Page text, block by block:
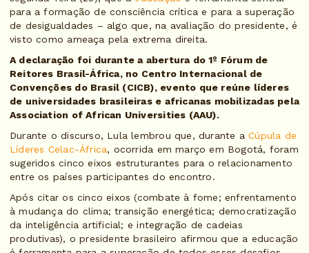
para a formação de consciência crítica e para a superação
de desigualdades – algo que, na avaliação do presidente, é
visto como ameaça pela extrema direita.
A declaração foi durante a abertura do 1º Fórum de
Reitores Brasil-África, no Centro Internacional de
Convenções do Brasil (CICB), evento que reúne líderes
de universidades brasileiras e africanas mobilizadas pela
Association of African Universities (AAU).
Durante o discurso, Lula lembrou que, durante aCúpula de
Líderes Celac-África, ocorrida em março em Bogotá, foram
sugeridos cinco eixos estruturantes para o relacionamento
entre os países participantes do encontro.
Após citar os cinco eixos (combate à fome; enfrentamento
à mudança do clima; transição energética; democratização
da inteligência artificial; e integração de cadeias
produtivas), o presidente brasileiro afirmou que a educação